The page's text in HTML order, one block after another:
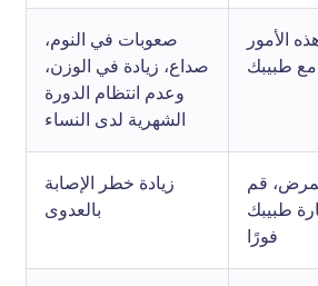
صعوبات في النوم،
صداع، زيادة في الوزن،
وعدم انتظام الدورة
الشهرية لدى النساء
الأمور
طبيبك
زيادة خطر الإصابة
بالعدوى
قم
طبيبك
فورًا